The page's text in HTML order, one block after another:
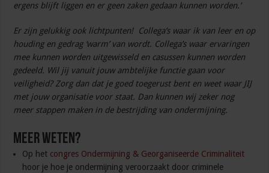
ergens blijft liggen en er geen zaken gedaan kunnen worden.’
Er zijn gelukkig ook lichtpunten! Collega’s waar ik van leer en op
houding en gedrag ‘warm’ van wordt. Collega’s waar ervaringen
mee kunnen worden uitgewisseld en casussen kunnen worden
gedeeld. Wil jij vanuit jouw ambtelijke functie gaan voor
veiligheid? Zorg dan dat je goed toegerust bent en weet waar JIJ
met jouw organisatie voor staat. Dan kunnen wij zeker nog
meer stappen maken in de bestrijding van ondermijning.
Meer weten?
Op het congres Ondermijning & Georganiseerde Criminaliteit
hoor je hoe je ondermijning veroorzaakt door criminele